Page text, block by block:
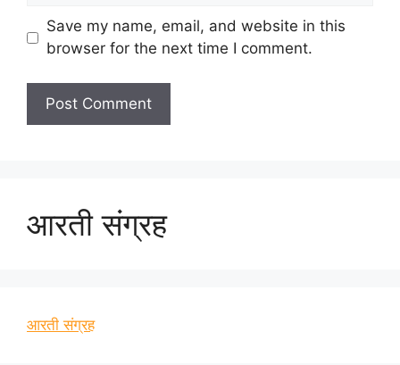
Save my name, email, and website in this
browser for the next time I comment.
आरती संग्रह
आरती संग्रह